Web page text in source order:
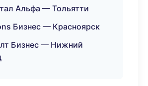
Альфа — Тольятти
Бизнес — Красноярск
Бизнес — Нижний